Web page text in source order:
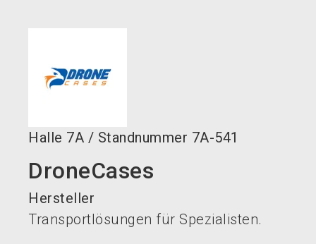
Halle 7A / Standnummer 7A-541
DroneCases
Hersteller
Transportlösungen für Spezialisten.